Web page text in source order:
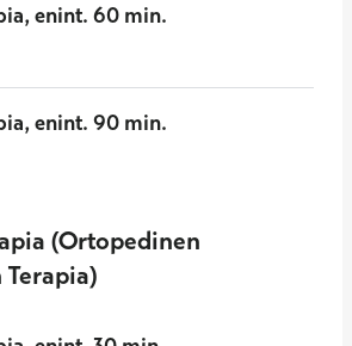
enint. 60 min.
enint. 90 min.
(Ortopedinen